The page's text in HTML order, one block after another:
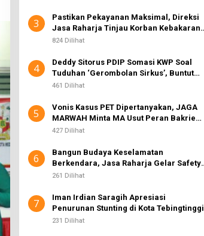
3
Pastikan Pekayanan Maksimal, Direksi
Jasa Raharja Tinjau Korban Kebakaran
KM Mutiara Sentosa II
824 Dilihat
4
Deddy Sitorus PDIP Somasi KWP Soal
Tuduhan ‘Gerombolan Sirkus’, Buntut
Rapat Komisi II Dipimpin Sufmi Dasco
461 Dilihat
5
Vonis Kasus PET Dipertanyakan, JAGA
MARWAH Minta MA Usut Peran Bakrie
Group
427 Dilihat
6
Bangun Budaya Keselamatan
Berkendara, Jasa Raharja Gelar Safety
Campaign di PT Pasifik Medan Industri
261 Dilihat
7
Iman Irdian Saragih Apresiasi
Penurunan Stunting di Kota Tebingtinggi
231 Dilihat